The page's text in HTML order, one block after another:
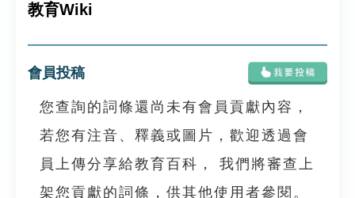
教育Wiki
會員投稿
您查詢的詞條還尚未有會員貢獻內容，
若您有注音、釋義或圖片，歡迎透過會
員上傳分享給教育百科， 我們將審查上
架您貢獻的詞條，供其他使用者參閱。